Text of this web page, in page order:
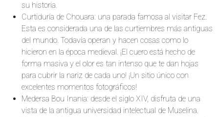
su historia.
Curtiduría de Chouara: una parada famosa al visitar Fez.
Esta es considerada una de las curtiembres más antiguas
del mundo. Todavía operan y hacen cosas como lo
hicieron en la época medieval. ¡El cuero está hecho de
forma masiva y el olor es tan intenso que te dan hojas
para cubrir la nariz de cada uno! ¡Un sitio único con
excelentes momentos fotográficos!
Medersa Bou Inania: desde el siglo XIV, disfruta de una
vista de la antigua universidad intelectual de Muselina.